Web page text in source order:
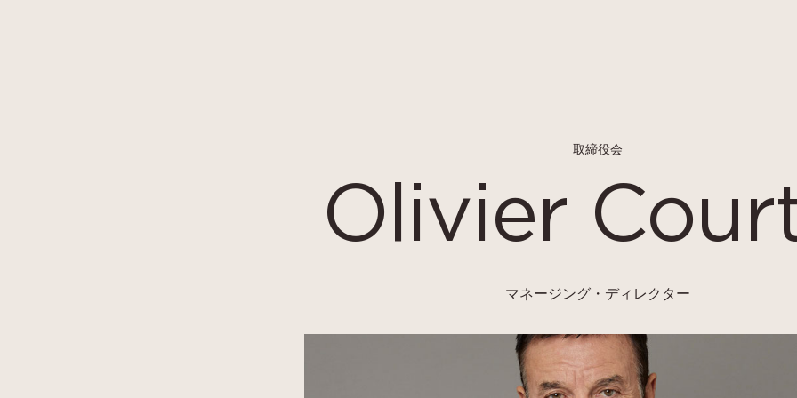
取締役会
Olivier
マネージング・ディレクター